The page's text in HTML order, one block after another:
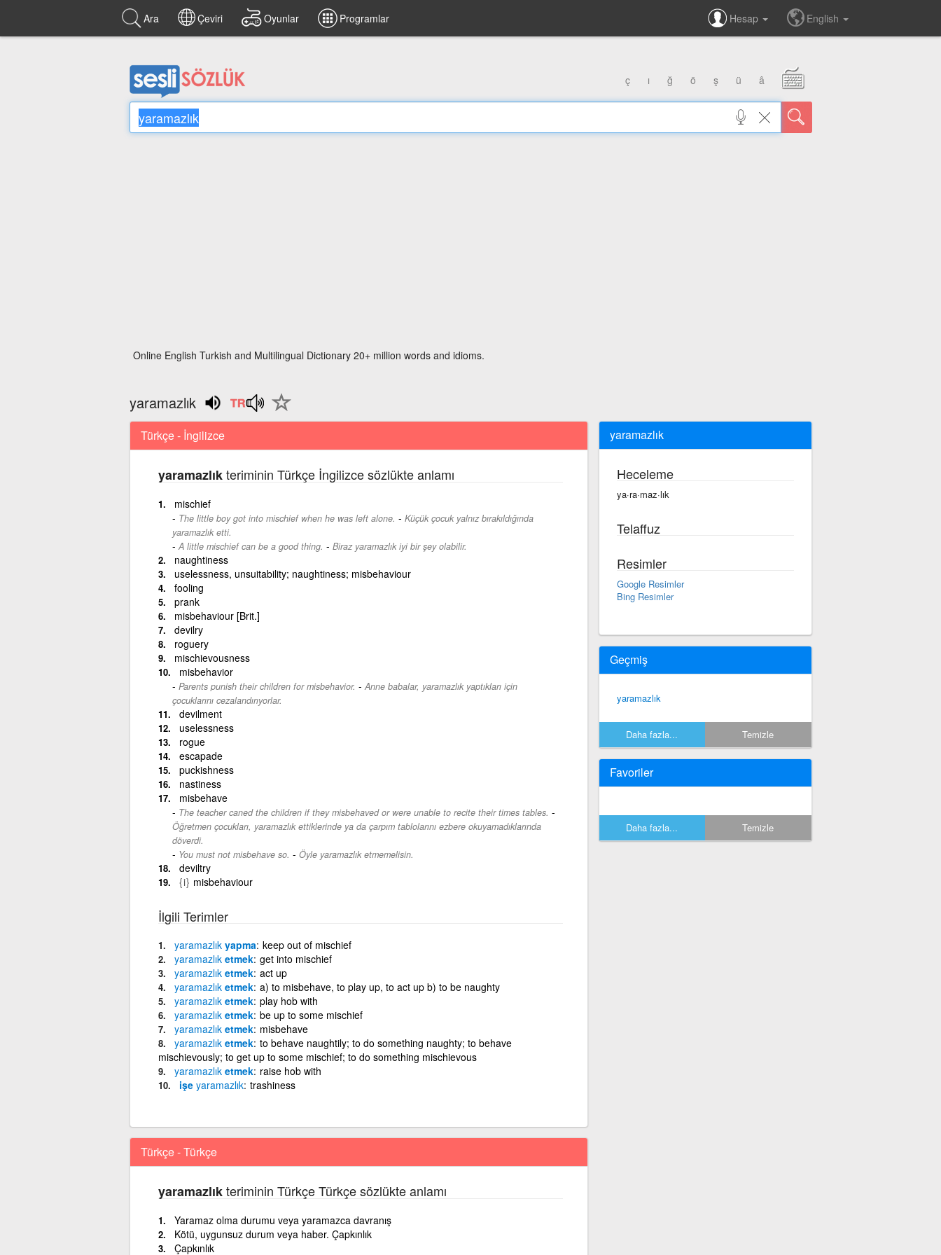
Ara Çeviri Oyunlar Programlar Hesap English
ç ı ğ ö ş ü â
Online English Turkish and Multilingual Dictionary 20+ million words and idioms.
yaramazlık
Türkçe - İngilizce
yaramazlıkteriminin Türkçe İngilizce sözlükte anlamı
mischief
The little boy got into mischief when he was left alone. - Küçük çocuk yalnız bırakıldığında
yaramazlık etti.
A little mischief can be a good thing. - Biraz yaramazlık iyi bir şey olabilir.
naughtiness
uselessness, unsuitability; naughtiness; misbehaviour
fooling
prank
misbehaviour [Brit.]
devilry
roguery
mischievousness
misbehavior
Parents punish their children for misbehavior. - Anne babalar, yaramazlık yaptıkları için
çocuklarını cezalandırıyorlar.
devilment
uselessness
rogue
escapade
puckishness
nastiness
misbehave
The teacher caned the children if they misbehaved or were unable to recite their times tables. -
Öğretmen çocukları, yaramazlık ettiklerinde ya da çarpım tablolarını ezbere okuyamadıklarında
döverdi.
You must not misbehave so. - Öyle yaramazlık etmemelisin.
deviltry
{i} misbehaviour
İlgili Terimler
yaramazlıkyapma keep out of mischief
yaramazlıketmek get into mischief
yaramazlıketmek act up
yaramazlıketmek a) to misbehave, to play up, to act up b) to be naughty
yaramazlıketmek play hob with
yaramazlıketmek be up to some mischief
yaramazlıketmek misbehave
yaramazlıketmek to behave naughtily; to do something naughty; to behave
mischievously; to get up to some mischief; to do something mischievous
yaramazlıketmek raise hob with
işe yaramazlık trashiness
Türkçe - Türkçe
yaramazlıkteriminin Türkçe Türkçe sözlükte anlamı
Yaramaz olma durumu veya yaramazca davranış
Kötü, uygunsuz durum veya haber. Çapkınlık
Çapkınlık
yaramazlık
Heceleme
ya·ra·maz·lık
Telaffuz
Resimler
Google Resimler
Bing Resimler
Geçmiş
yaramazlık
Daha fazla... Temizle
Favoriler
Daha fazla... Temizle